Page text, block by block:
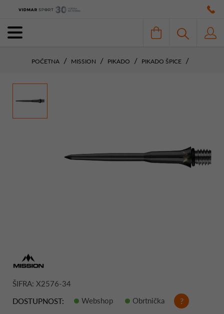
POČETNA MISSION PIKADO PIKADO ŠPICE
ŠIFRA: X2576-34
DOSTUPNOST:
Webshop Obrtnička ?